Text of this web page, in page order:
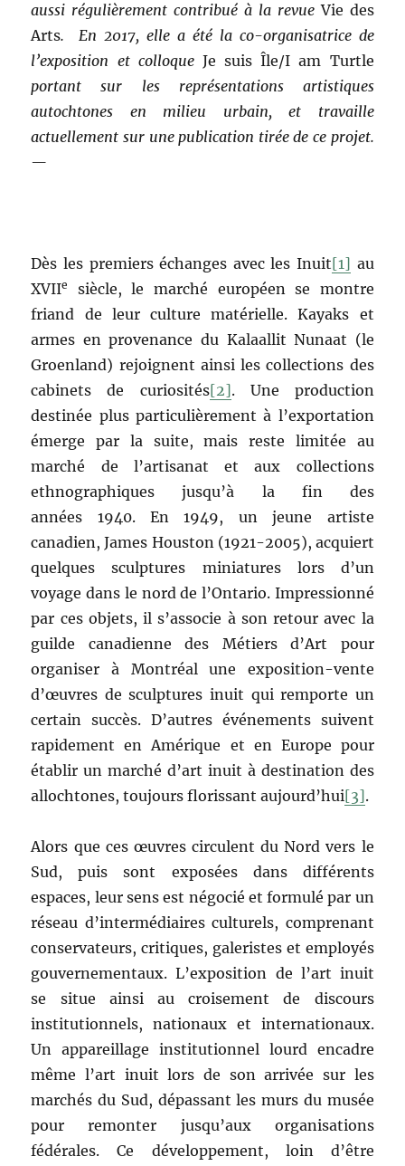
aussi régulièrement contribué à la revueVie des
Arts. En 2017, elle a été la co-organisatrice de
l’exposition et colloque Je suis Île/I am Turtle
portant sur les représentations artistiques
autochtones en milieu urbain, et travaille
actuellement sur une publication tirée de ce projet.
—
Dès les premiers échanges avec les Inuit[1] au
XVIIe
siècle, le marché européen se montre
friand de leur culture matérielle. Kayaks et
armes en provenance du Kalaallit Nunaat (le
Groenland) rejoignent ainsi les collections des
cabinets de curiosités[2]. Une production
destinée plus particulièrement à l’exportation
émerge par la suite, mais reste limitée au
marché de l’artisanat et aux collections
ethnographiques jusqu’à la fin des
années 1940. En 1949, un jeune artiste
canadien, James Houston (1921-2005), acquiert
quelques sculptures miniatures lors d’un
voyage dans le nord de l’Ontario. Impressionné
par ces objets, il s’associe à son retour avec la
guilde canadienne des Métiers d’Art pour
organiser à Montréal une exposition-vente
d’œuvres de sculptures inuit qui remporte un
certain succès. D’autres événements suivent
rapidement en Amérique et en Europe pour
établir un marché d’art inuit à destination des
allochtones, toujours florissant aujourd’hui[3].
Alors que ces œuvres circulent du Nord vers le
Sud, puis sont exposées dans différents
espaces, leur sens est négocié et formulé par un
réseau d’intermédiaires culturels, comprenant
conservateurs, critiques, galeristes et employés
gouvernementaux. L’exposition de l’art inuit
se situe ainsi au croisement de discours
institutionnels, nationaux et internationaux.
Un appareillage institutionnel lourd encadre
même l’art inuit lors de son arrivée sur les
marchés du Sud, dépassant les murs du musée
pour remonter jusqu’aux organisations
fédérales. Ce développement, loin d’être